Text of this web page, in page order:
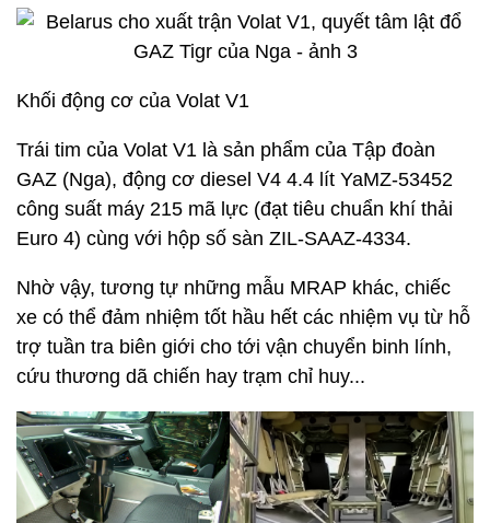
Khối động cơ của Volat V1
Trái tim của Volat V1 là sản phẩm của Tập đoàn
GAZ (Nga), động cơ diesel V4 4.4 lít YaMZ-53452
công suất máy 215 mã lực (đạt tiêu chuẩn khí thải
Euro 4) cùng với hộp số sàn ZIL-SAAZ-4334.
Nhờ vậy, tương tự những mẫu MRAP khác, chiếc
xe có thể đảm nhiệm tốt hầu hết các nhiệm vụ từ hỗ
trợ tuần tra biên giới cho tới vận chuyển binh lính,
cứu thương dã chiến hay trạm chỉ huy...